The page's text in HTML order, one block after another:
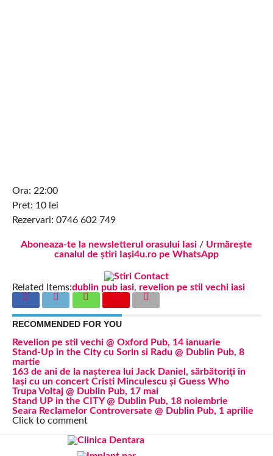
Ora: 22:00
Pret: 10 lei
Rezervari: 0746 602 749
Aboneaza-te la newsletterul orasului Iasi/ Urmărește
canalul de știri Iași4u.ro pe WhatsApp
Related Items:dublin pub iasi, revelion pe stil vechi iasi
RECOMMENDED FOR YOU
Revelion pe stil vechi @ Oxford Pub, 14 ianuarie
Stand-Up in the City cu Sorin si Radu @ Dublin Pub, 8
martie
163 de ani de la nașterea lui Jack Daniel, sărbătoriți în
Iași cu un concert Cristi Minculescu și Guess Who
Trupa Voltaj @ Dublin Pub, 17 mai
Stand UP in the CITY @ Dublin Pub, 18 noiembrie
Seara Reclamelor Controversate @ Dublin Pub, 1 aprilie
Click to comment